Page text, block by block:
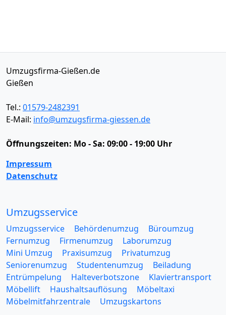
Umzugsfirma-Gießen.de
Gießen
Tel.: 01579-2482391
E-Mail: info@umzugsfirma-giessen.de
Öffnungszeiten: Mo - Sa: 09:00 - 19:00 Uhr
Impressum
Datenschutz
Umzugsservice
Umzugsservice Behördenumzug
Büroumzug
Fernumzug
Firmenumzug
Laborumzug
Mini Umzug
Praxisumzug
Privatumzug
Seniorenumzug
Studentenumzug
Beiladung
Entrümpelung
Halteverbotszone
Klaviertransport
Möbellift
Haushaltsauflösung
Möbeltaxi
Möbelmitfahrzentrale
Umzugskartons